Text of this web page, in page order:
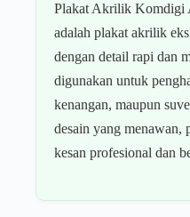
Plakat Akrilik Komdigi
adalah plakat akrilik
dengan detail rapi dan
digunakan untuk
kenangan, maupun
desain yang menawan,
kesan profesional dan